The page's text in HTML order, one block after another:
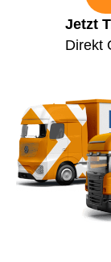
Jetzt
Direkt